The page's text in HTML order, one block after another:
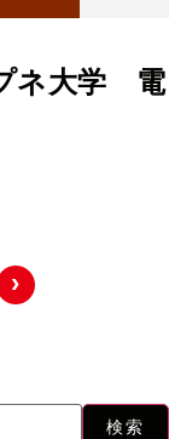
ネ大学 電
›
検索